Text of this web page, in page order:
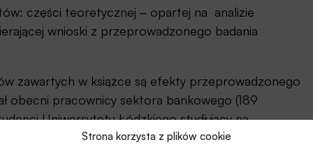
Strona korzysta z plików cookie
części teoretycznej ‒ opartej na analizie
wnioski z przeprowadzonego badania
zawartych w książce są efekty przeprowadzonego
obecni pracownicy sektora bankowego (189
Uniwersytetu Łódzkiego studiujący na
bankowca (180 studentów).